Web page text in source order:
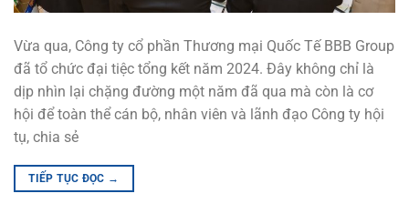
Vừa qua, Công ty cổ phần Thương mại Quốc Tế BBB Group
đã tổ chức đại tiệc tổng kết năm 2024. Đây không chỉ là
dịp nhìn lại chặng đường một năm đã qua mà còn là cơ
hội để toàn thể cán bộ, nhân viên và lãnh đạo Công ty hội
tụ, chia sẻ
TIẾP TỤC ĐỌC →